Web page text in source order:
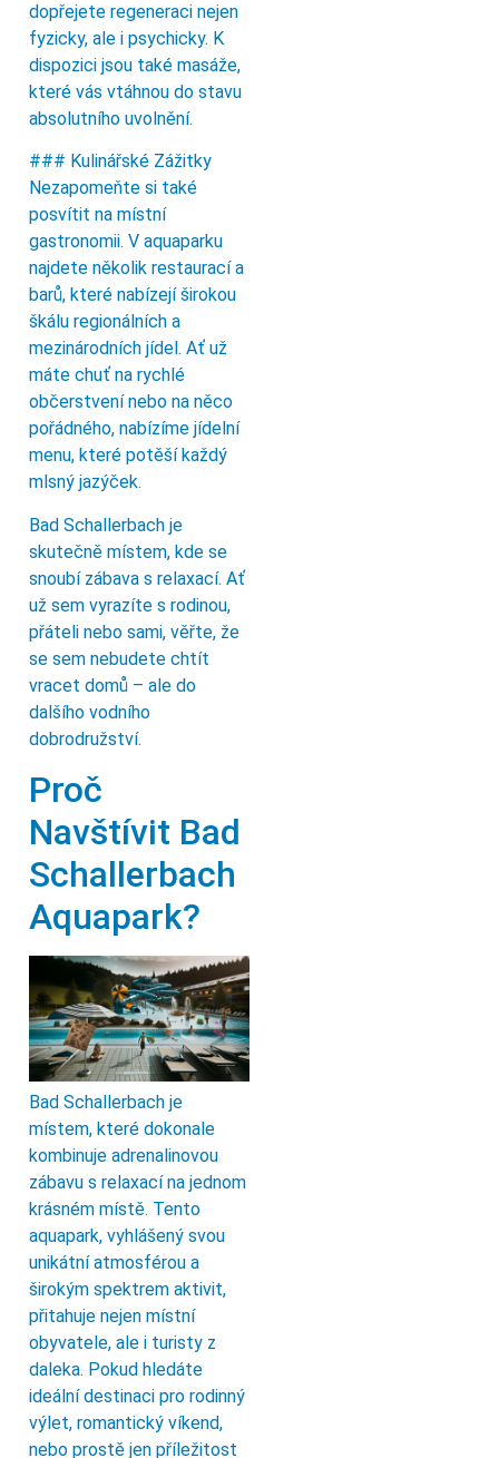
dopřejete regeneraci nejen
fyzicky, ale i psychicky. K
dispozici jsou také masáže,
které vás vtáhnou do stavu
absolutního uvolnění.
### Kulinářské Zážitky
Nezapomeňte si také
posvítit na místní
gastronomii. V aquaparku
najdete několik restaurací a
barů, které nabízejí širokou
škálu regionálních a
mezinárodních jídel. Ať už
máte chuť na rychlé
občerstvení nebo na něco
pořádného, nabízíme jídelní
menu, které potěší každý
mlsný jazýček.
Bad Schallerbach je
skutečně místem, kde se
snoubí zábava s relaxací. Ať
už sem vyrazíte s rodinou,
přáteli nebo sami, věřte, že
se sem nebudete chtít
vracet domů – ale do
dalšího vodního
dobrodružství.
Proč
Navštívit Bad
Schallerbach
Aquapark?
Bad Schallerbach je
místem, které dokonale
kombinuje adrenalinovou
zábavu s relaxací na jednom
krásném místě. Tento
aquapark, vyhlášený svou
unikátní atmosférou a
širokým spektrem aktivit,
přitahuje nejen místní
obyvatele, ale i turisty z
daleka. Pokud hledáte
ideální destinaci pro rodinný
výlet, romantický víkend,
nebo prostě jen příležitost